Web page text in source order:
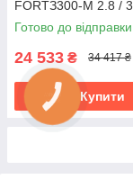
FORTЗ300-M 2.8 /
ручний стартер cepiя
Professional
Готово до відправки
24 533 ₴ 34 417 ₴
Купити